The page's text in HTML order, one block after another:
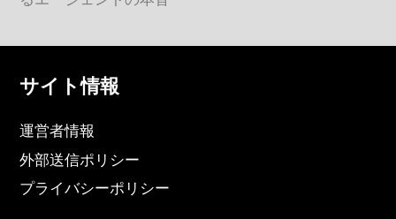
サイト情報
運営者情報
外部送信ポリシー
プライバシーポリシー